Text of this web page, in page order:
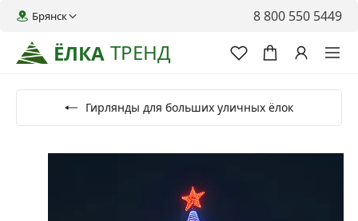
ЁЛКА ТРЕНД
Брянск 8 800 550 5449
Гирлянды для больших уличных ёлок